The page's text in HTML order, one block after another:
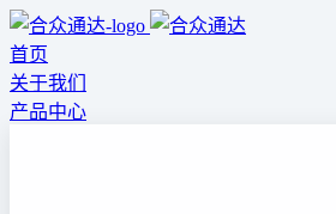
首页
关于我们
产品中心